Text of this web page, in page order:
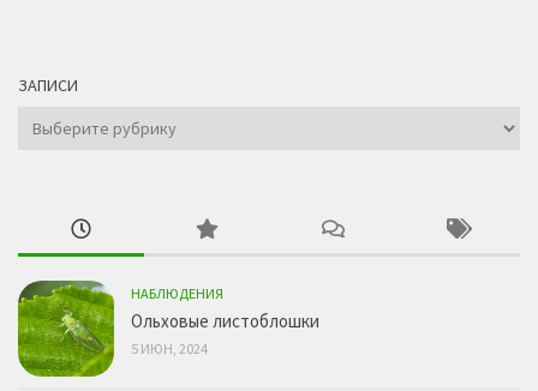
ЗАПИСИ
Записи
НАБЛЮДЕНИЯ
Ольховые листоблошки
5 ИЮН, 2024